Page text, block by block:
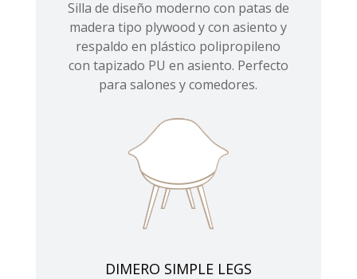
Silla de diseño moderno con patas de
madera tipo plywood y con asiento y
respaldo en plástico polipropileno
con tapizado PU en asiento. Perfecto
para salones y comedores.
DIMERO SIMPLE LEGS